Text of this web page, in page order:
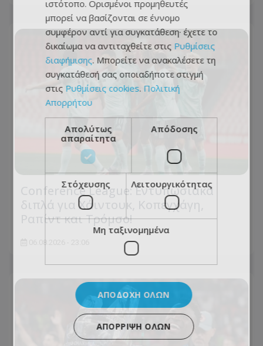
Conference League: Εντυπωσιακά
διπλά για Χάιντουκ, Κοπεγχάγη,
Ραπίντ και Τρόμσο!
ιστότοπο. Ορισμένοι προμηθευτές
μπορεί να βασίζονται σε έννομο
συμφέρον αντί για συγκατάθεση· έχετε το
δικαίωμα να αντιταχθείτε στις Ρυθμίσεις
διαφήμισης. Μπορείτε να ανακαλέσετε τη
συγκατάθεσή σας οποιαδήποτε στιγμή
στις Ρυθμίσεις cookies. Πολιτική
Απορρήτου
Απολύτως
απαραίτητα
Απόδοσης
Στόχευσης Λειτουργικότητας
Μη ταξινομημένα
ΑΠΟΔΟΧΉ ΌΛΩΝ
ΑΠΌΡΡΙΨΗ ΌΛΩΝ